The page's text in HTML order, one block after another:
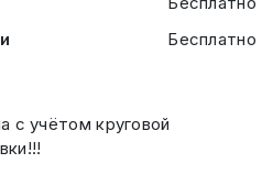
Бесплатно
с учётом круговой